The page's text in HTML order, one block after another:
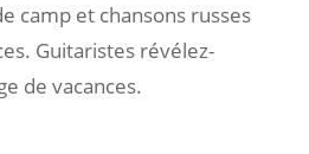
camp et chansons russes
Guitaristes révélez-
de vacances.